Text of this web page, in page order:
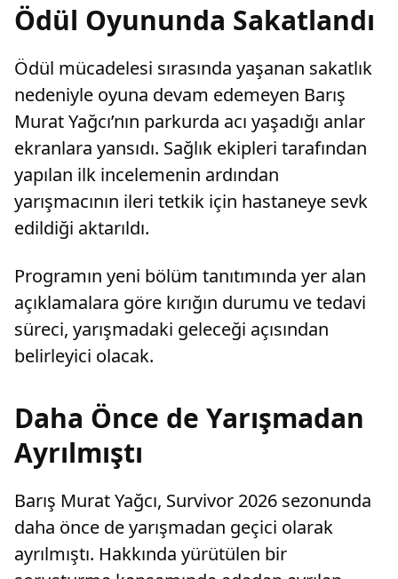
Ödül Oyununda Sakatlandı
Ödül mücadelesi sırasında yaşanan sakatlık
nedeniyle oyuna devam edemeyen Barış
Murat Yağcı’nın parkurda acı yaşadığı anlar
ekranlara yansıdı. Sağlık ekipleri tarafından
yapılan ilk incelemenin ardından
yarışmacının ileri tetkik için hastaneye sevk
edildiği aktarıldı.
Programın yeni bölüm tanıtımında yer alan
açıklamalara göre kırığın durumu ve tedavi
süreci, yarışmadaki geleceği açısından
belirleyici olacak.
Daha Önce de Yarışmadan
Ayrılmıştı
Barış Murat Yağcı, Survivor 2026 sezonunda
daha önce de yarışmadan geçici olarak
ayrılmıştı. Hakkında yürütülen bir